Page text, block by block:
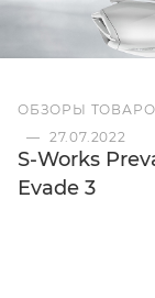
ОБЗОРЫ
— 27.07.2022
S-Works
Evade 3